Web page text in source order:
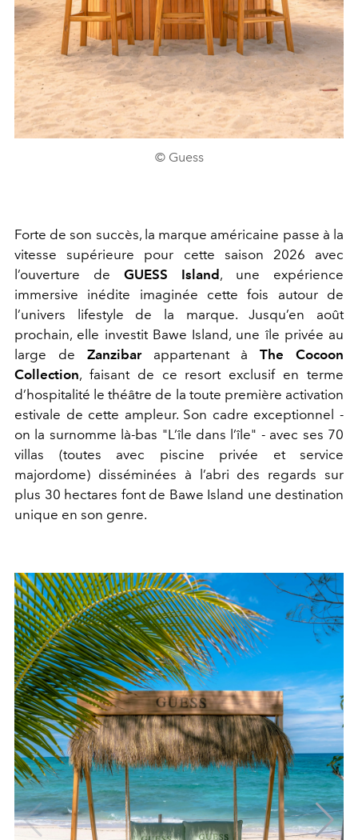
© Guess
Forte de son succès, la marque américaine passe à la
vitesse supérieure pour cette saison 2026 avec
l’ouverture de GUESS Island, une expérience
immersive inédite imaginée cette fois autour de
l’univers lifestyle de la marque. Jusqu’en août
prochain, elle investit Bawe Island, une île privée au
large de Zanzibarappartenant àThe Cocoon
Collection, faisant de ce resort exclusif en terme
d’hospitalité le théâtre de la toute première activation
estivale de cette ampleur. Son cadre exceptionnel -
on la surnomme là-bas "L’île dans l’île" - avec ses 70
villas (toutes avec piscine privée et service
majordome) disséminées à l’abri des regards sur
plus 30 hectares font de Bawe Island une destination
unique en son genre.